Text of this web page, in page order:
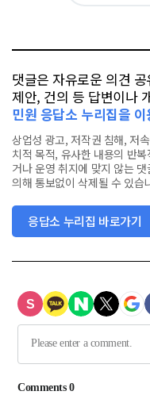
댓글은 자유로운 의견
제안, 건의 등 답변이나
민원 응답소 누리집을 이
상업성 광고, 저작권 침해, 저
치적 목적, 유사한 내용의 반
거나 운영 취지에 맞지 않는
의해 통보없이 삭제될 수 있습
응답소 누리집 바로가기